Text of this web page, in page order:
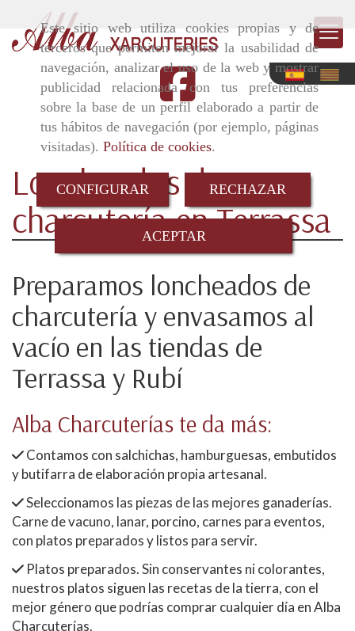
Este sitio web utiliza cookies propias y de
terceros que permiten mejorar la usabilidad de
navegación, analizar el uso de la web y mostrar
publicidad relacionada con tus preferencias
sobre la base de un perfil elaborado a partir de
tus hábitos de navegación (por ejemplo, páginas
visitadas). Política de cookies.
CONFIGURAR RECHAZAR
ACEPTAR
Loncheados de
charcutería en Terrassa
Preparamos loncheados de
charcutería y envasamos al
vacío en las tiendas de
Terrassa y Rubí
Alba Charcuterías te da más:
Contamos con salchichas, hamburguesas, embutidos
y butifarra de elaboración propia artesanal.
Seleccionamos las piezas de las mejores ganaderías.
Carne de vacuno, lanar, porcino, carnes para eventos,
con platos preparados y listos para servir.
Platos preparados. Sin conservantes ni colorantes,
nuestros platos siguen las recetas de la tierra, con el
mejor género que podrías comprar cualquier día en Alba
Charcuterías.